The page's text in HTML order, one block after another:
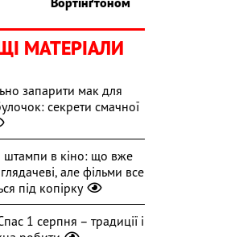
МАТЕРІАЛИ
запарити мак для
секрети смачної
штампи в кіно: що вже
але фільми все
під копірку
1 серпня – традиції і